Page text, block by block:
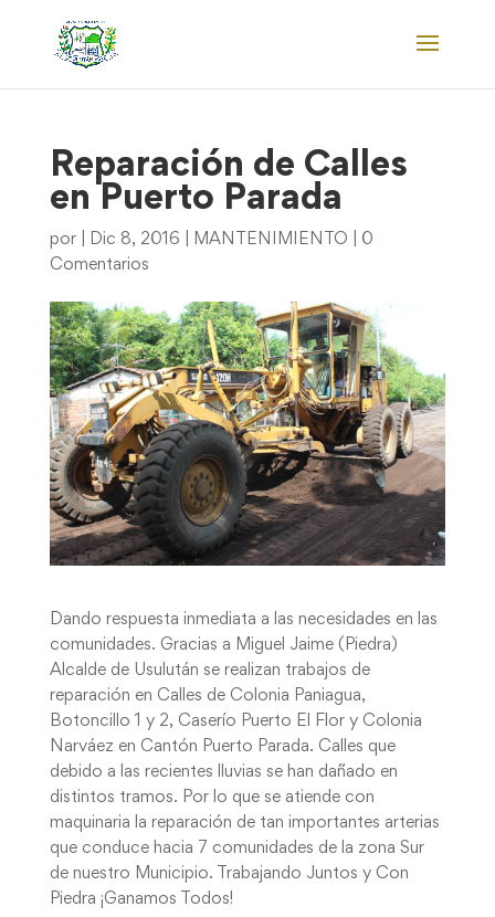
Reparación de Calles
en Puerto Parada
por Dic 8, 2016 MANTENIMIENTO
0
Comentarios
Dando respuesta inmediata a las necesidades en las
comunidades. Gracias a Miguel Jaime (Piedra)
Alcalde de Usulután se realizan trabajos de
reparación en Calles de Colonia Paniagua,
Botoncillo 1 y 2, Caserío Puerto El Flor y Colonia
Narváez en Cantón Puerto Parada. Calles que
debido a las recientes lluvias se han dañado en
distintos tramos. Por lo que se atiende con
maquinaria la reparación de tan importantes arterias
que conduce hacia 7 comunidades de la zona Sur
de nuestro Municipio. Trabajando Juntos y Con
Piedra ¡Ganamos Todos!